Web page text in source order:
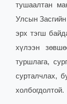
тушаалтан
Улсын
эрх тэгш
хүлээн
туршлага,
сурталчлах,
холбогдолтой.